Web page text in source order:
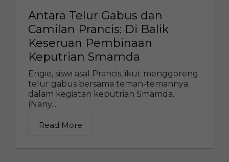
Antara Telur Gabus dan
Camilan Prancis: Di Balik
Keseruan Pembinaan
Keputrian Smamda
Engie, siswi asal Prancis, ikut menggoreng
telur gabus bersama teman-temannya
dalam kegiatan keputrian Smamda.
(Nany...
Read More